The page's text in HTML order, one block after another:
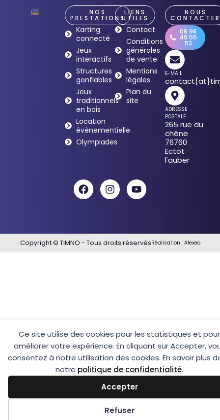
Ce site utilise des cookies pour les statistiques et pour
améliorer votre expérience. En cliquant sur Accepter,
consentez à notre utilisation des cookies. En savoir plus
notre politique de confidentialité.
Accepter
Refuser
Préférences des cookies
NOS
PRESTATIONS
Karting
connecté
Jeux
interactifs
Structures
gonflables
Jeux
traditionnels
en bois
Location
évènementielle
Olympiades
LIENS
UTILES
Contact
Conditions
générales
de vente
Mentions
légales
Plan du
site
NOUS
CONTACTER
06 98
49 55
53
E-MAIL
ADRESSE
POSTALE
265 rue du
chêne
76760
Ectot
l'auber
Copyright © TIMNO - Tous droits réservésRéalisation : Alexeo